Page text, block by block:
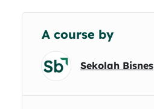
A course by
Sekolah Bisnes